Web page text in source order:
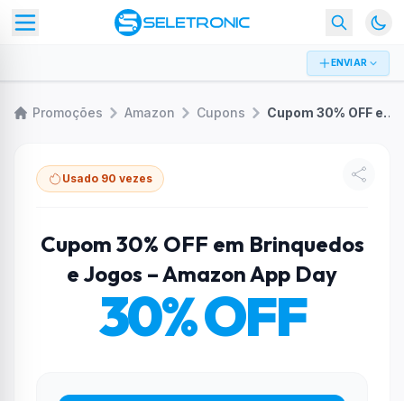
ENVIAR
Promoções Amazon Cupons Cupom 30% OFF em Brinquedos e Jogos – Amazon App Day
Usado 90 vezes
Cupom 30% OFF em Brinquedos
e Jogos – Amazon App Day
30% OFF